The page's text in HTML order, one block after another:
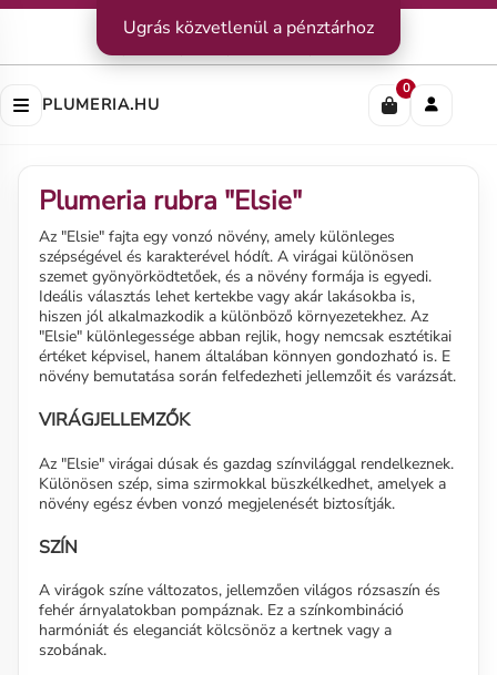
Kapcsolat|Szállítás|Fizetési módok
PLUMERIA.HU
0
Plumeria rubra "Elsie"
Az "Elsie" fajta egy vonzó növény, amely különleges
szépségével és karakterével hódít. A virágai különösen
szemet gyönyörködtetőek, és a növény formája is egyedi.
Ideális választás lehet kertekbe vagy akár lakásokba is,
hiszen jól alkalmazkodik a különböző környezetekhez. Az
"Elsie" különlegessége abban rejlik, hogy nemcsak esztétikai
értéket képvisel, hanem általában könnyen gondozható is. E
növény bemutatása során felfedezheti jellemzőit és varázsát.
VIRÁGJELLEMZŐK
Az "Elsie" virágai dúsak és gazdag színvilággal rendelkeznek.
Különösen szép, sima szirmokkal büszkélkedhet, amelyek a
növény egész évben vonzó megjelenését biztosítják.
SZÍN
A virágok színe változatos, jellemzően világos rózsaszín és
fehér árnyalatokban pompáznak. Ez a színkombináció
harmóniát és eleganciát kölcsönöz a kertnek vagy a
szobának.
Ugrás közvetlenül a pénztárhoz